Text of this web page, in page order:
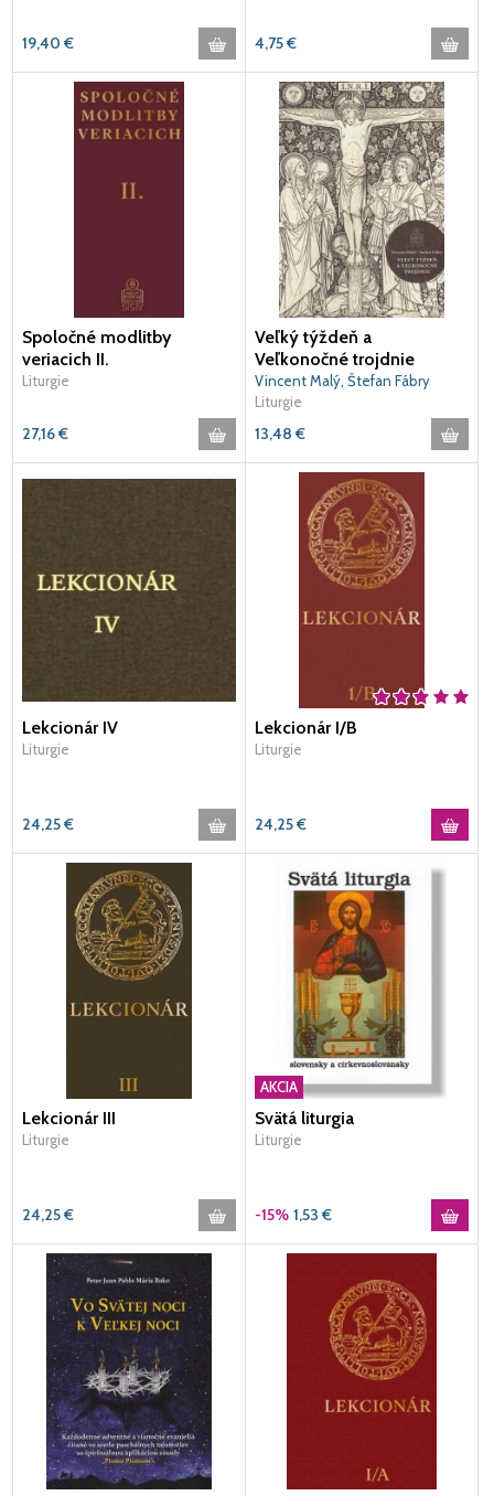
19,40 € 4,75€
Spoločné modlitby
veriacich II.
Liturgie
27,16€
Veľký týždeň a
Veľkonočné trojdnie
Vincent Malý, Štefan Fábry
Liturgie
13,48 €
Lekcionár IV
Liturgie
24,25€
Lekcionár I/B
Liturgie
24,25€
Lekcionár III
Liturgie
24,25€
AKCIA
Svätá liturgia
Liturgie
-15% 1,53 €